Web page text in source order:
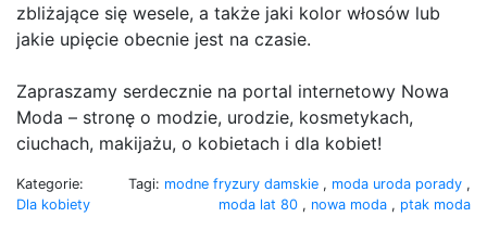
zbliżające się wesele, a także jaki kolor włosów lub
jakie upięcie obecnie jest na czasie.
Zapraszamy serdecznie na portal internetowy Nowa
Moda – stronę o modzie, urodzie, kosmetykach,
ciuchach, makijażu, o kobietach i dla kobiet!
Kategorie:
Dla kobiety
Tagi: modne fryzury damskie , moda uroda porady ,
moda lat 80 , nowa moda , ptak moda